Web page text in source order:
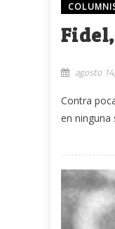
agosto
Contra
en ninguna